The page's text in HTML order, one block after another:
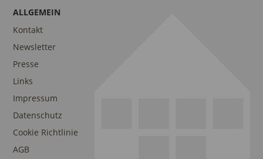
ALLGEMEIN
Kontakt
Newsletter
Presse
Links
Impressum
Datenschutz
Cookie Richtlinie
AGB